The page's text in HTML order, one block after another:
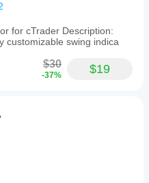
for cTrader Description:
customizable swing indica
$30
-37% $19